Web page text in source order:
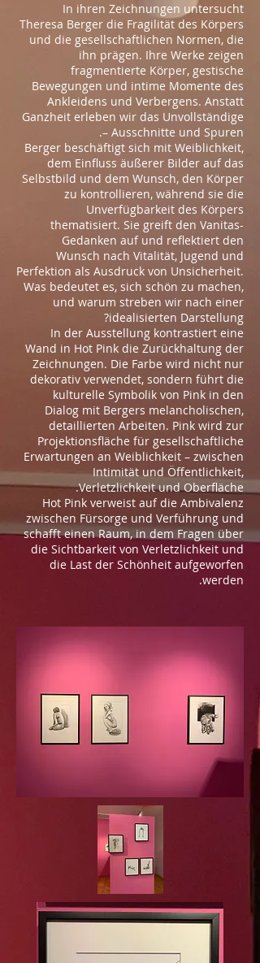
In ihren Zeichnungen untersucht
Theresa Berger die Fragilität des Körpers
und die gesellschaftlichen Normen, die
ihn prägen. Ihre Werke zeigen
fragmentierte Körper, gestische
Bewegungen und intime Momente des
Ankleidens und Verbergens. Anstatt
Ganzheit erleben wir das Unvollständige
– Ausschnitte und Spuren.
Berger beschäftigt sich mit Weiblichkeit,
dem Einfluss äußerer Bilder auf das
Selbstbild und dem Wunsch, den Körper
zu kontrollieren, während sie die
Unverfügbarkeit des Körpers
thematisiert. Sie greift den Vanitas-
Gedanken auf und reflektiert den
Wunsch nach Vitalität, Jugend und
Perfektion als Ausdruck von Unsicherheit.
Was bedeutet es, sich schön zu machen,
und warum streben wir nach einer
idealisierten Darstellung?
In der Ausstellung kontrastiert eine
Wand in Hot Pink die Zurückhaltung der
Zeichnungen. Die Farbe wird nicht nur
dekorativ verwendet, sondern führt die
kulturelle Symbolik von Pink in den
Dialog mit Bergers melancholischen,
detaillierten Arbeiten. Pink wird zur
Projektionsfläche für gesellschaftliche
Erwartungen an Weiblichkeit – zwischen
Intimität und Öffentlichkeit,
Verletzlichkeit und Oberfläche.
Hot Pink verweist auf die Ambivalenz
zwischen Fürsorge und Verführung und
schafft einen Raum, in dem Fragen über
die Sichtbarkeit von Verletzlichkeit und
die Last der Schönheit aufgeworfen
werden.